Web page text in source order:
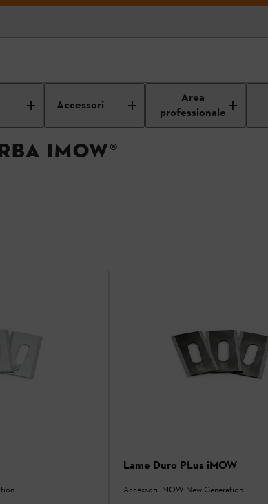
Accessori
Area
professionale
IMOW®
Lame Duro PLus iMOW
Accessori iMOW New Generation